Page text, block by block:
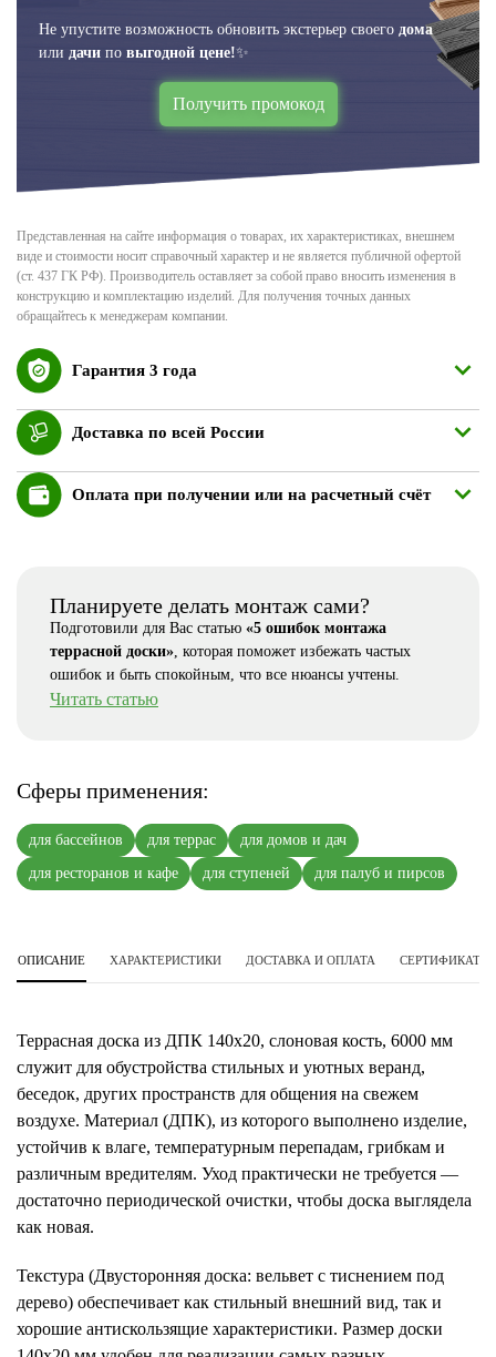
Не упустите возможность обновить экстерьер своего дома
или дачи по выгодной цене!✨
Получить промокод
Представленная на сайте информация о товарах, их характеристиках, внешнем
виде и стоимости носит справочный характер и не является публичной офертой
(ст. 437 ГК РФ). Производитель оставляет за собой право вносить изменения в
конструкцию и комплектацию изделий. Для получения точных данных
обращайтесь к менеджерам компании.
Гарантия 3 года
Доставка по всей России
Оплата при получении или на расчетный счёт
Планируете делать монтаж сами?
Подготовили для Вас статью «5 ошибок монтажа
террасной доски», которая поможет избежать частых
ошибок и быть спокойным, что все нюансы учтены.
Читать статью
Сферы применения:
для бассейнов для террас
для домов и дач
для ресторанов и кафе
для ступеней для палуб и пирсов
ОПИСАНИЕ ХАРАКТЕРИСТИКИ ДОСТАВКА И ОПЛАТА СЕРТИФИКАТЫ
Террасная доска из ДПК 140х20, слоновая кость, 6000 мм
служит для обустройства стильных и уютных веранд,
беседок, других пространств для общения на свежем
воздухе. Материал (ДПК), из которого выполнено изделие,
устойчив к влаге, температурным перепадам, грибкам и
различным вредителям. Уход практически не требуется —
достаточно периодической очистки, чтобы доска выглядела
как новая.
Текстура (Двусторонняя доска: вельвет с тиснением под
дерево) обеспечивает как стильный внешний вид, так и
хорошие антискользящие характеристики. Размер доски